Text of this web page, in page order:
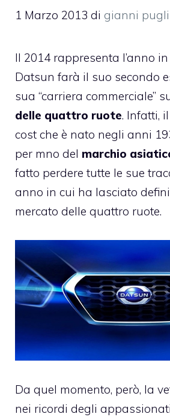
1 Marzo 2013 di gianni
Il 2014 rappresenta l’anno
Datsun farà il suo secondo
sua “carriera commerciale”
delle quattro ruote. Infatti,
cost che è nato negli anni
per mno del marchio
fatto perdere tutte le sue
anno in cui ha lasciato
mercato delle quattro ruote.
Da quel momento, però, la
nei ricordi degli